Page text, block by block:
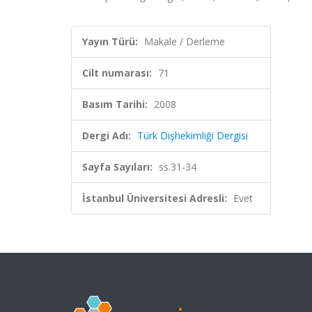
Yayın Türü: Makale / Derleme
Cilt numarası: 71
Basım Tarihi: 2008
Dergi Adı: Türk Dişhekimliği Dergisi
Sayfa Sayıları: ss.31-34
İstanbul Üniversitesi Adresli: Evet